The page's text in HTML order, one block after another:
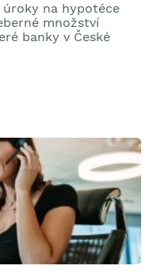
na hypotéce
množství
banky v České